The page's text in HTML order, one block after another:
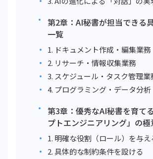
第2章：AI秘書が担当できる
一覧
1. ドキュメント作成・編集業務
2. リサーチ・情報収集業務
3. スケジュール・タスク管理業
4. プログラミング・データ分析
第3章：優秀なAI秘書を育て
プトエンジニアリング」の極
1. 明確な役割（ロール）を与え
2. 具体的な制約条件を設ける